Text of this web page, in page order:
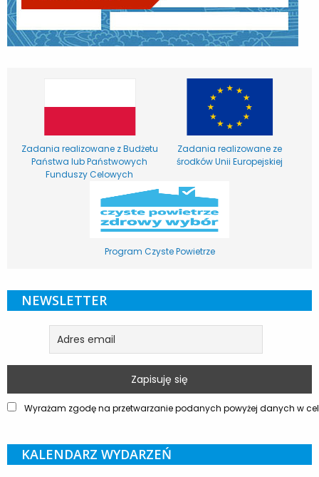
Zadania realizowane z Budżetu
Państwa lub Państwowych
Funduszy Celowych
Zadania realizowane ze
środków Unii Europejskiej
Program Czyste Powietrze
NEWSLETTER
Wyrażam zgodę na przetwarzanie podanych powyżej danych w
KALENDARZ WYDARZEŃ